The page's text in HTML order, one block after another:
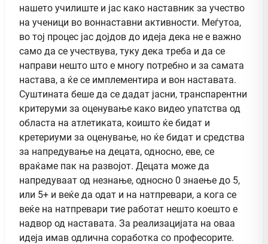
нашето училиште и јас како наставник за учество
на ученици во воннаставни активности. Меѓутоа,
во тој процес јас дојдов до идеја дека не е важно
само да се учествува, туку дека треба и да се
направи нешто што е многу потребно и за самата
настава, а ќе се имплементира и вон наставата.
Суштината беше да се дадат јасни, транспарентни
критеруми за оценување како видео упатства од
областа на атлетиката, коишто ќе бидат и
кретериуми за оценување, но ќе бидат и средства
за напредување на децата, односно, еве, се
враќаме пак на развојот. Децата може да
напредуваат од незнање, односно 0 знаење до 5,
или 5+ и веќе да одат и на натпревари, а кога се
веќе на натпревари тие работат нешто коешто е
надвор од наставата. За реализацијата на оваа
идеја имав одлична соработка со професорите.